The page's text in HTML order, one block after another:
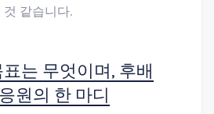
것 같습니다.
는 무엇이며, 후배
원의 한 마디